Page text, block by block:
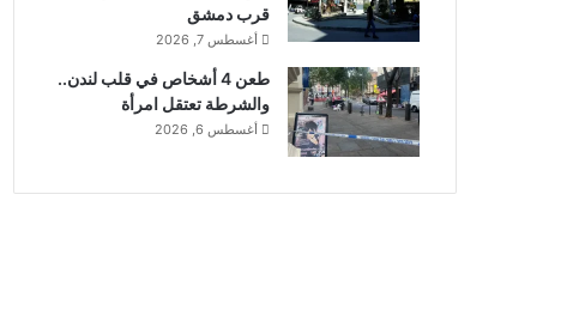
قرب دمشق
أغسطس 7, 2026
طعن 4 أشخاص في قلب لندن..
والشرطة تعتقل امرأة
أغسطس 6, 2026